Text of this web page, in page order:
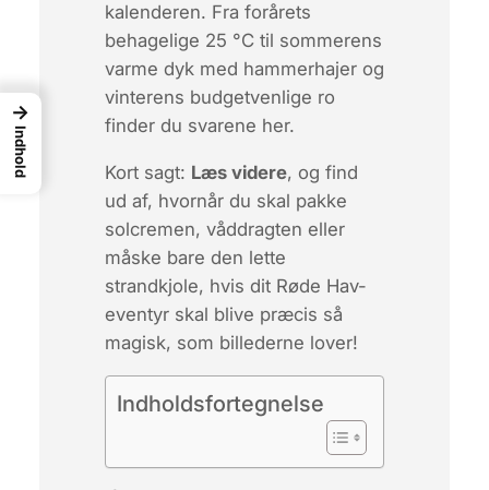
kalenderen. Fra forårets
behagelige 25 °C til sommerens
varme dyk med hammerhajer og
vinterens budgetvenlige ro
finder du svarene her.
Kort sagt: Læs videre, og find
ud af, hvornår du skal pakke
solcremen, våddragten eller
måske bare den lette
strandkjole, hvis ditRøde Hav-
eventyr skal blive præcis så
magisk, som billederne lover!
Indholdsfortegnelse
→
Indhold